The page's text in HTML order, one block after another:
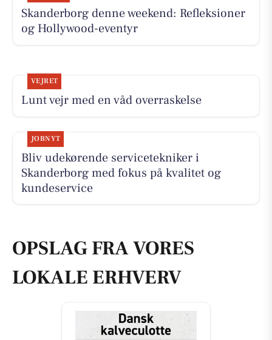
Skanderborg denne weekend: Refleksioner
og Hollywood-eventyr
VEJRET
Lunt vejr med en våd overraskelse
JOBNYT
Bliv udekørende servicetekniker i
Skanderborg med fokus på kvalitet og
kundeservice
OPSLAG FRA VORES
LOKALE ERHVERV